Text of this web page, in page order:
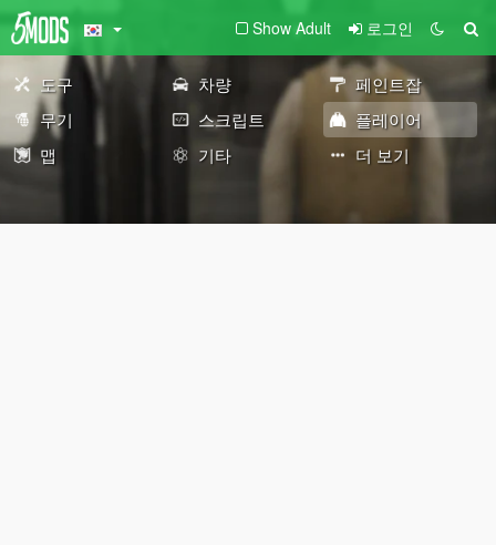
Show Adult 로그인
도구 차량
페인트잡
무기
스크립트
플레이어
맵
기타 더 보기